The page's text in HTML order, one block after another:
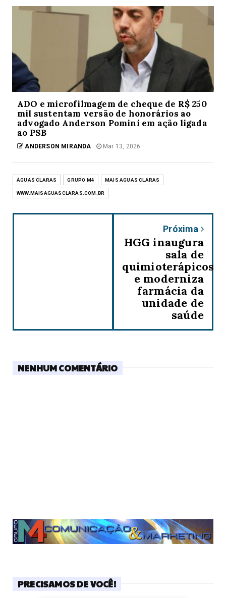
ADO e microfilmagem de cheque de R$ 250
mil sustentam versão de honorários ao
advogado Anderson Pomini em ação ligada
ao PSB
ANDERSON MIRANDA Mar 13, 2026
ÁGUAS CLARAS GRUPO M4 MAIS AGUAS CLARAS
WWW.MAISAGUASCLARAS.COM.BR
Próxima
HGG inaugura
sala de
quimioterápicos
e moderniza
farmácia da
unidade de
saúde
NENHUM COMENTÁRIO
PRECISAMOS DE VOCÊ!